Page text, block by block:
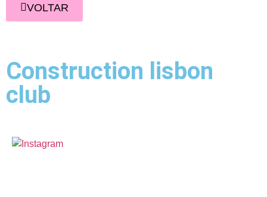
VOLTAR
Construction lisbon
club